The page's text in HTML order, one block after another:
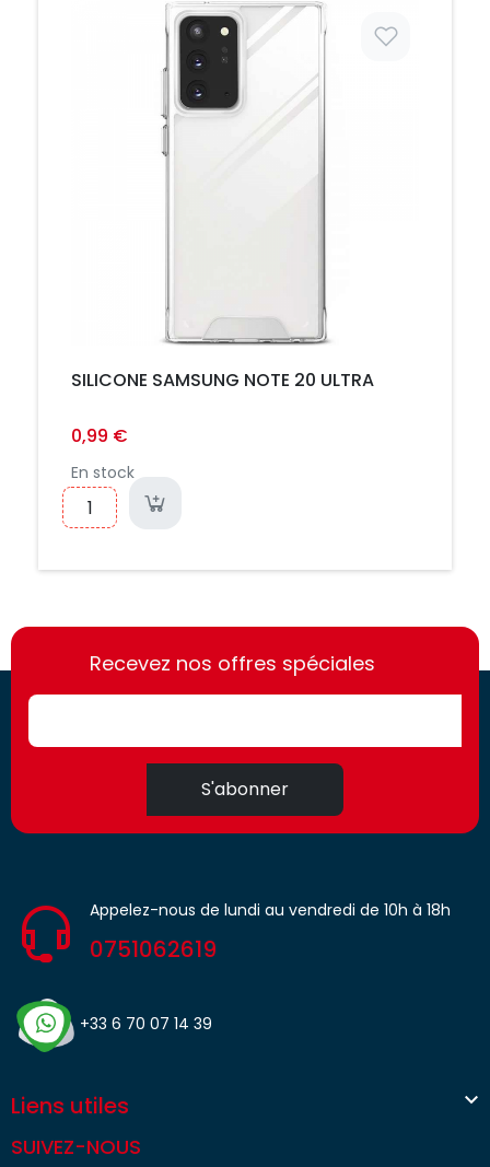
SILICONE SAMSUNG NOTE 20 ULTRA
0,99 €
En stock
https://france-
access.fr
https://france-
access.fr
Recevez nos offres spéciales
S'abonner
Appelez-nous de lundi au vendredi de 10h à 18h
0751062619
+33 6 70 07 14 39
Liens utiles 
SUIVEZ-NOUS